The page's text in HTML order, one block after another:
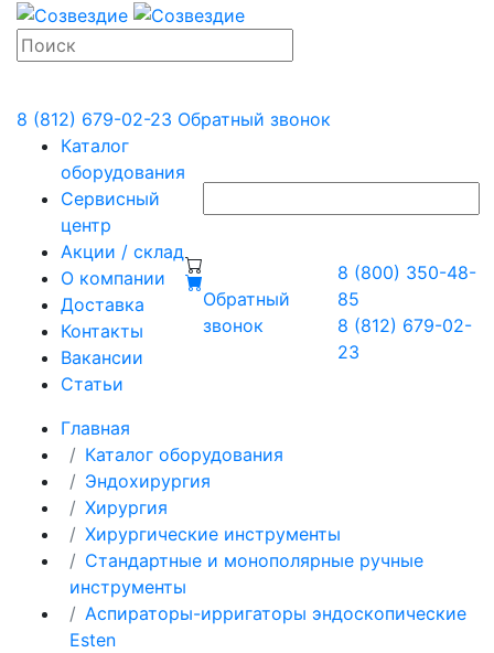
8 (812) 679-02-23 Обратный звонок
Каталог
оборудования
Сервисный
центр
Акции / склад
О компании
Доставка
Контакты
Вакансии
Статьи
Обратный
звонок
8 (800) 350-48-
85
8 (812) 679-02-
23
Главная
Каталог оборудования
Эндохирургия
Хирургия
Хирургические инструменты
Стандартные и монополярные ручные
инструменты
Аспираторы-ирригаторы эндоскопические
Esten